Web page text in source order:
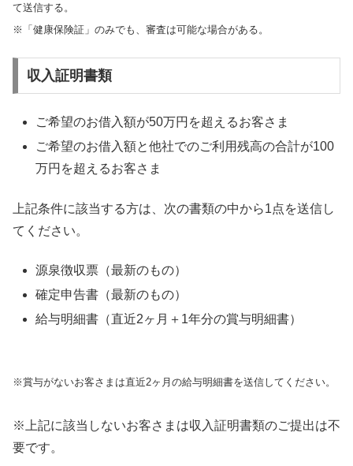
て送信する。
※「健康保険証」のみでも、審査は可能な場合がある。
収入証明書類
ご希望のお借入額が50万円を超えるお客さま
ご希望のお借入額と他社でのご利用残高の合計が100
万円を超えるお客さま
上記条件に該当する方は、次の書類の中から1点を送信し
てください。
源泉徴収票（最新のもの）
確定申告書（最新のもの）
給与明細書（直近2ヶ月＋1年分の賞与明細書）
※賞与がないお客さまは直近2ヶ月の給与明細書を送信してください。
※上記に該当しないお客さまは収入証明書類のご提出は不
要です。